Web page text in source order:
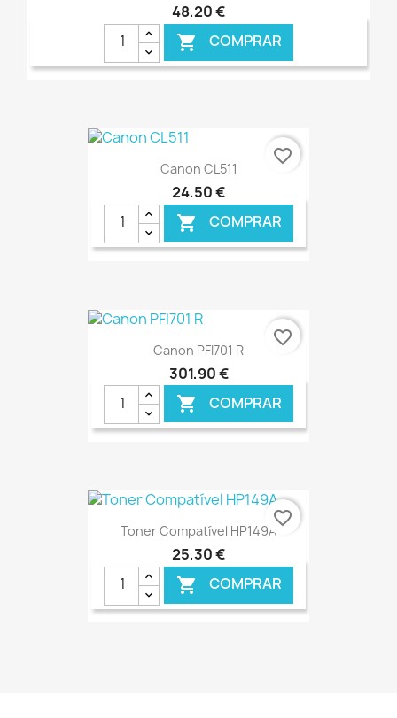
48,20 €
 COMPRAR
Canon CL511
24,50 €
 COMPRAR
€ ONLINE
favorite_border
Canon PFI701 R
301,90 €
 COMPRAR
€ ONLINE
favorite_border
Toner Compatível HP149A
25,30 €
 COMPRAR
favorite_border